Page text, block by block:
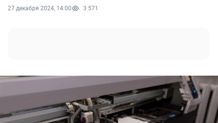
27 декабря 2024, 14:00 3 571